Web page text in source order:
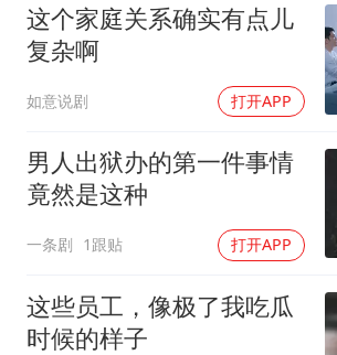
夯实基础开新局
这个家庭关系确实有点儿
复杂啊
如意说剧 打开APP
男人出狱办的第一件事情
竟然是这种
一条剧 1跟贴 打开APP
这些员工，像极了我吃瓜
时候的样子